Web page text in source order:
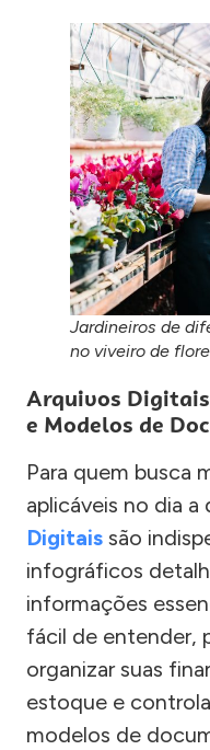
Jardineiros de
no viveiro de
Arquivos
e Modelos de
Para quem busca
aplicáveis no dia a
Digitais são
infográficos
informações
fácil de entender,
organizar suas
estoque e
modelos de